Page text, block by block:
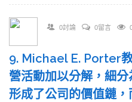
0討論 0留言
9. Michael E. Porter
營活動加以分解，細
形成了公司的價值鏈